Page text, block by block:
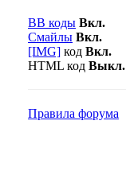
BB коды Вкл.
Смайлы Вкл.
[IMG] код Вкл.
HTML код Выкл.
Правила форума